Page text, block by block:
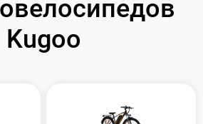
Kugoo